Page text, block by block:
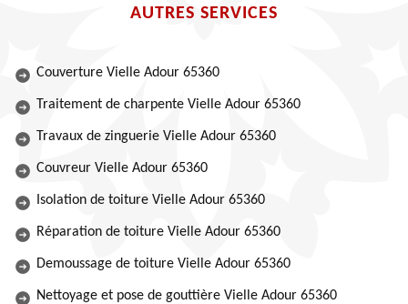
AUTRES SERVICES
Couverture Vielle Adour 65360
Traitement de charpente Vielle Adour 65360
Travaux de zinguerie Vielle Adour 65360
Couvreur Vielle Adour 65360
Isolation de toiture Vielle Adour 65360
Réparation de toiture Vielle Adour 65360
Demoussage de toiture Vielle Adour 65360
Nettoyage et pose de gouttière Vielle Adour 65360